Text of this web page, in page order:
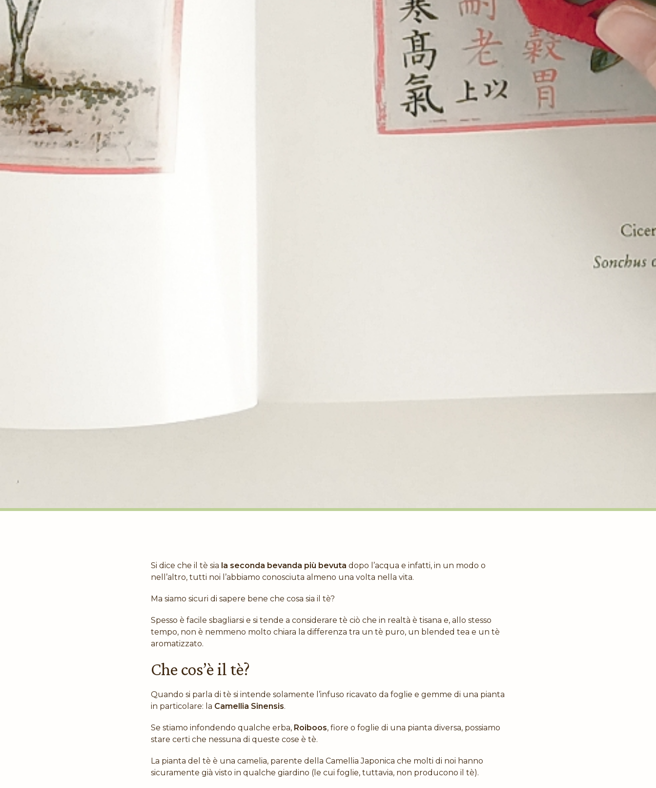
Si dice che il tè sia la seconda bevanda più bevuta dopo l’acqua e infatti, in un modo o
nell’altro, tutti noi l’abbiamo conosciuta almeno una volta nella vita.
Ma siamo sicuri di sapere bene che cosa sia il tè?
Spesso è facile sbagliarsi e si tende a considerare tè ciò che in realtà è tisana e, allo stesso
tempo, non è nemmeno molto chiara la differenza tra un tè puro, un blended tea e un tè
aromatizzato.
Che cos’è il tè?
Quando si parla di tè si intende solamente l’infuso ricavato da foglie e gemme di una pianta
in particolare: la Camellia Sinensis.
Se stiamo infondendo qualche erba, Roiboos, fiore o foglie di una pianta diversa, possiamo
stare certi che nessuna di queste cose è tè.
La pianta del tè è una camelia, parente della Camellia Japonica che molti di noi hanno
sicuramente già visto in qualche giardino (le cui foglie, tuttavia, non producono il tè).